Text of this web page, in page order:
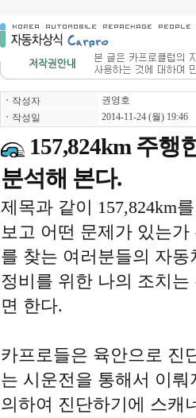
ㆍ 작성자
권영호
ㆍ 작성일 2014-11-24 (월) 19:46
157,824km 주행
분석해 본다.
제목과 같이 157,824km
보고 어떤 문제가 있는
를 찾는 여러분들의 자
정비를 위한 나의 조치
면 한다.
카프로들은 육안으로 진
는 시운전을 통해서 이
의하여 진단하기에 스캐